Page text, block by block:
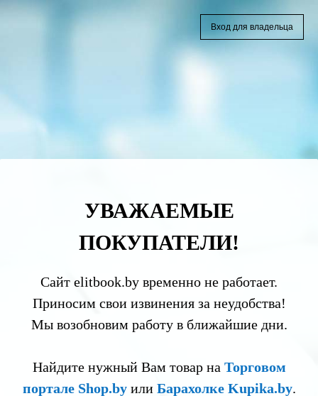
УВАЖАЕМЫЕ
ПОКУПАТЕЛИ!
Сайт elitbook.by временно не работает.
Приносим свои извинения за неудобства!
Мы возобновим работу в ближайшие дни.
Найдите нужный Вам товар на Торговом
портале Shop.byили Барахолке Kupika.by.
Вход для владельца